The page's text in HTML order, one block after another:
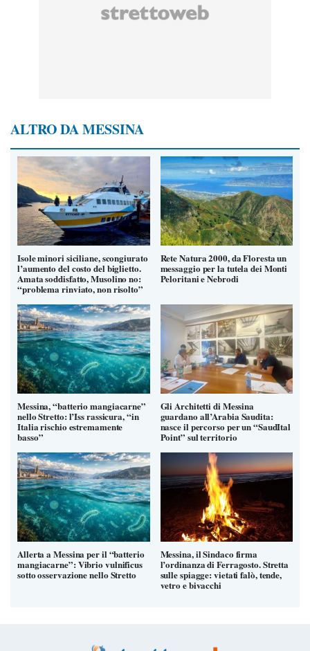
ALTRO DA MESSINA
Isole minori siciliane, scongiurato
l’aumento del costo del biglietto.
Amata soddisfatto, Musolino no:
“problema rinviato, non risolto”
Rete Natura 2000, da Floresta un
messaggio per la tutela dei Monti
Peloritani e Nebrodi
Messina, “batterio mangiacarne”
nello Stretto: l’Iss rassicura, “in
Italia rischio estremamente
basso”
Gli Architetti di Messina
guardano all’Arabia Saudita:
nasce il percorso per un “SaudItal
Point” sul territorio
Allerta a Messina per il “batterio
mangiacarne”: Vibrio vulnificus
sotto osservazione nello Stretto
Messina, il Sindaco firma
l’ordinanza di Ferragosto. Stretta
sulle spiagge: vietati falò, tende,
vetro e bivacchi